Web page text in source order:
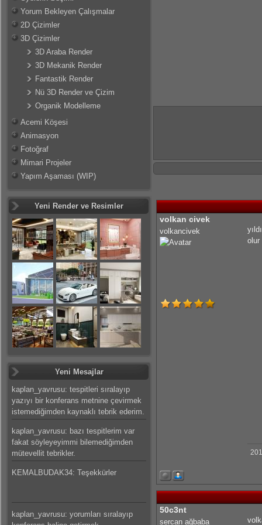
volkan civek
volkancivek
olur
50c3nt
sercan ağbaba
Yorum Bekleyen Çalışmalar
2D Çizimler
3D Çizimler
3D Araba Render
3D Mekanik Render
Fantastik Render
Nü 3D Render ve Çizim
Organik Modelleme
Acemi Köşesi
Animasyon
Fotoğraf
Mimari Projeler
Yapım Aşaması (WIP)
Yeni Render ve Resimler
Yeni Mesajlar
kaplan_yavrusu: tespitleri sıralayıp
yazıyı bir konferans metnine çevirmek
istemediğimden kaynaklı tebrik ederim.
kaplan_yavrusu: bazı tespitlerim var
fakat söyleyeyimmi bilemediğimden
mütevellit tebrikler.
KEMALBUDAK34: Teşekkürler
kaplan_yavrusu: yorumları sıralayıp